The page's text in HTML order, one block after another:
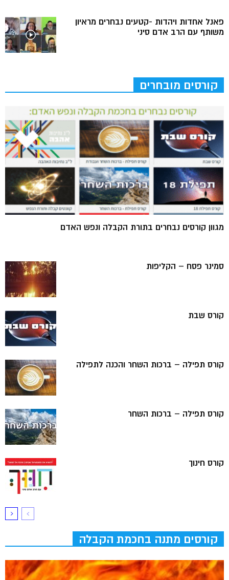
פאנל אחדות ויהדות -קטעים נבחרים מראיון
משותף עם הרב אדם סיני
קורסים מובחרים
מגוון קורסים נבחרים בתורת הקבלה ונפש האדם
סמינר פסח – הקליפות
קורס שבת
קורס תפילה – ברכות השחר והכנה לתפילה
קורס תפילה – ברכות השחר
קורס חינוך
קורסים מתנה בחכמת הקבלה